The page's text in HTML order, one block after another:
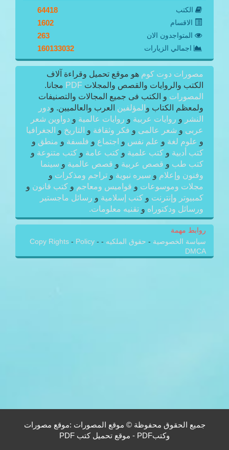
الكتب 64418
الاقسام 1602
المتواجدون الان 263
اجمالي الزيارات 160133032
مصورات دوت كوم هو موقع تحميل وقراءة آلاف
الكتب والروايات والقصص والمجلات PDF مجانا.
المصورات و الكتب فى جميع المجالات والتصنيفات
ولمعظم الكتاب و المؤلفين العرب والعالميين. ودور
النشر و روايات عربية و روايات عالمية و دواوين شعر
عربى و شعر عالمى و فكر وثقافة و التاريخ و الجغرافيا
و علوم لغة و علم نفس و اجتماع و فلسفة و منطق و
كتب أدبية و كتب علمية و كتب عامة و كتب متنوعة و
كتب طب و قصص عربية و قصص عالمية و سينما
وفنون وإعلام و سيره نبوية و تراجم ومذكرات و
مجلات وموسوعات و قواميس ومعاجم و كتب قانون و
كمبيوتر وإنترنت و كتب إسلامية و رسائل ماجستير
ورسائل ودكتوراه و تقنيه معلومات.
روابط مهمة
سياسة الخصوصية - حقوق الملكيه -
Copy Rights - Policy -
DMCA
جميع الحقوق محفوظة © موقع المصورات :موقع مصورات
وكتبPDF - موقع تحميل كتب PDF